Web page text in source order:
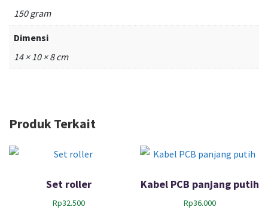
150 gram
Dimensi
14 × 10 × 8 cm
Produk Terkait
Set roller
Rp32.500
Kabel PCB panjang putih
Rp36.000